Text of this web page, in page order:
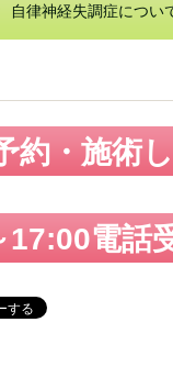
自律神経失調症につい
約・施術
17:00電話